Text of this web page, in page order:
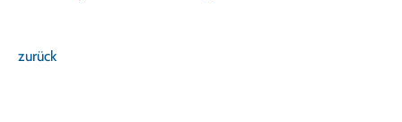
zurück